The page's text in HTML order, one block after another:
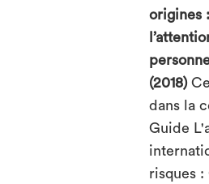
origines
(2018)
dans la
Guide
risques :